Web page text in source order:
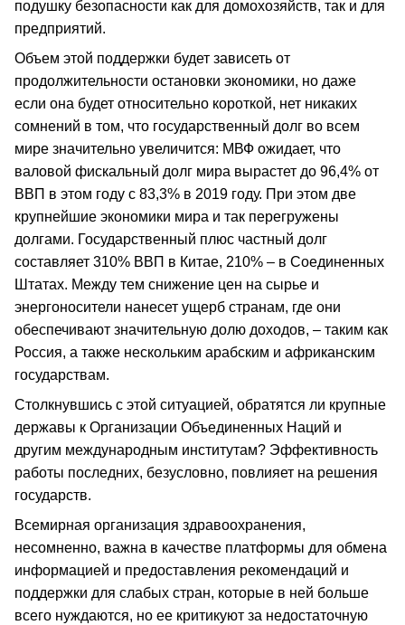
подушку безопасности как для домохозяйств, так и для
предприятий.
Объем этой поддержки будет зависеть от
продолжительности остановки экономики, но даже
если она будет относительно короткой, нет никаких
сомнений в том, что государственный долг во всем
мире значительно увеличится: МВФ ожидает, что
валовой фискальный долг мира вырастет до 96,4% от
ВВП в этом году с 83,3% в 2019 году. При этом две
крупнейшие экономики мира и так перегружены
долгами. Государственный плюс частный долг
составляет 310% ВВП в Китае, 210% – в Соединенных
Штатах. Между тем снижение цен на сырье и
энергоносители нанесет ущерб странам, где они
обеспечивают значительную долю доходов, – таким как
Россия, а также нескольким арабским и африканским
государствам.
Столкнувшись с этой ситуацией, обратятся ли крупные
державы к Организации Объединенных Наций и
другим международным институтам? Эффективность
работы последних, безусловно, повлияет на решения
государств.
Всемирная организация здравоохранения,
несомненно, важна в качестве платформы для обмена
информацией и предоставления рекомендаций и
поддержки для слабых стран, которые в ней больше
всего нуждаются, но ее критикуют за недостаточную